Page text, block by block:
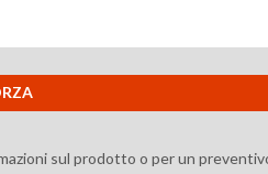
sul prodotto o per un